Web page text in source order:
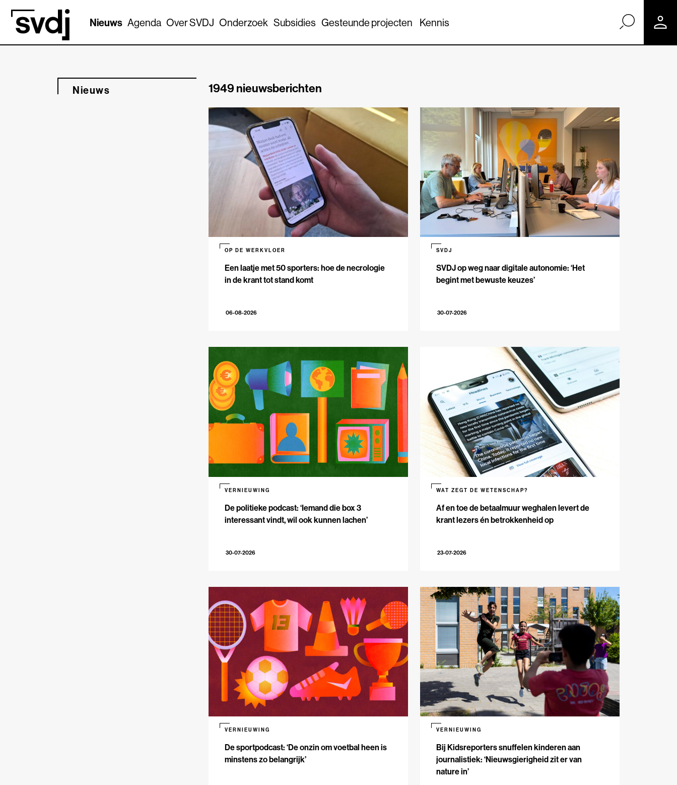
Naar hoofdinhoud
Nieuws Agenda Over SVDJ Onderzoek Subsidies Gesteunde projecten Kennis
Nieuws 1949 nieuwsberichten
Een laatje met 50 sporters: hoe de necrologie
in de krant tot stand komt
OP DE WERKVLOER
06-08-2026
SVDJ op weg naar digitale autonomie: ‘Het
begint met bewuste keuzes’
SVDJ
30-07-2026
De politieke podcast: ‘Iemand die box 3
interessant vindt, wil ook kunnen lachen’
VERNIEUWING
30-07-2026
Af en toe de betaalmuur weghalen levert de
krant lezers én betrokkenheid op
WAT ZEGT DE WETENSCHAP?
23-07-2026
De sportpodcast: ‘De onzin om voetbal heen is
minstens zo belangrijk’
VERNIEUWING
Bij Kidsreporters snuffelen kinderen aan
journalistiek: ‘Nieuwsgierigheid zit er van
nature in’
VERNIEUWING